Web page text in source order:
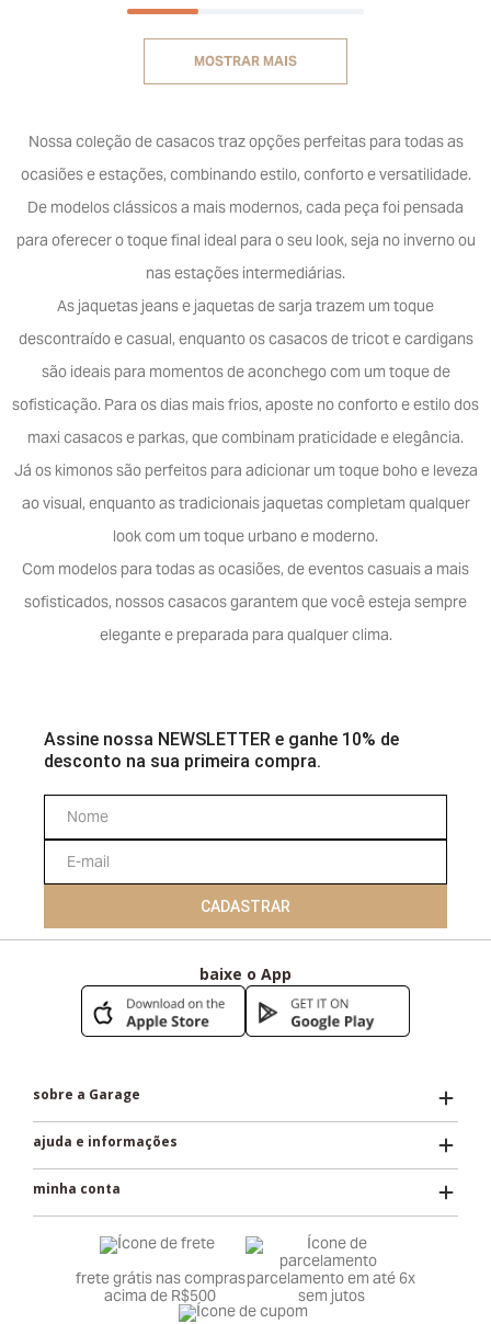
MOSTRAR MAIS
Nossa coleção de casacos traz opções perfeitas para todas as
ocasiões e estações, combinando estilo, conforto e versatilidade.
De modelos clássicos a mais modernos, cada peça foi pensada
para oferecer o toque final ideal para o seu look, seja no inverno ou
nas estações intermediárias.
As jaquetas jeans e jaquetas de sarja trazem um toque
descontraído e casual, enquanto os casacos de tricot e cardigans
são ideais para momentos de aconchego com um toque de
sofisticação. Para os dias mais frios, aposte no conforto e estilo dos
maxi casacos e parkas, que combinam praticidade e elegância.
Já os kimonos são perfeitos para adicionar um toque boho e leveza
ao visual, enquanto as tradicionais jaquetas completam qualquer
look com um toque urbano e moderno.
Com modelos para todas as ocasiões, de eventos casuais a mais
sofisticados, nossos casacos garantem que você esteja sempre
elegante e preparada para qualquer clima.
Assine nossa NEWSLETTER e ganhe 10% de
desconto na sua primeira compra.
CADASTRAR
baixe o App
sobre a Garage
ajuda e informações
minha conta
frete grátis nas compras
acima de R$500
parcelamento em até 6x
sem jutos